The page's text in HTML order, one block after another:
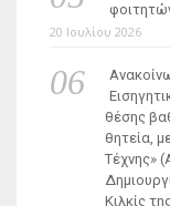
20 Ιουλίου 2026
θέσης
θητεία,
Τέχνης»
Κιλκίς